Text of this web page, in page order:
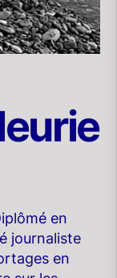
en
journaliste
en